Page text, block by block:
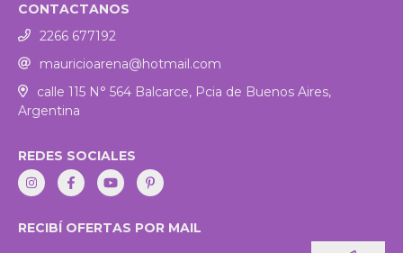
CONTACTANOS
2266 677192
mauricioarena@hotmail.com
calle 115 N° 564 Balcarce, Pcia de Buenos Aires,
Argentina
REDES SOCIALES
RECIBÍ OFERTAS POR MAIL